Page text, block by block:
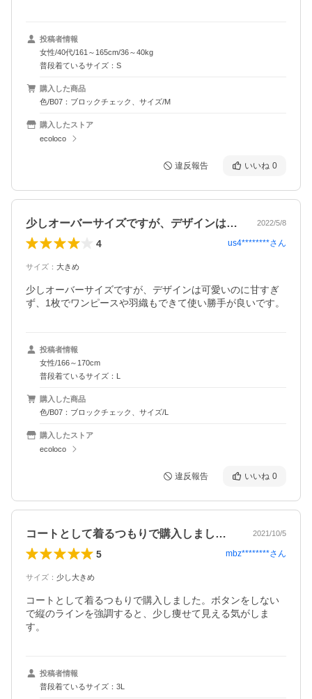
投稿者情報
女性/40代/161～165cm/36～40kg
普段着ているサイズ：S
購入した商品
色/B07：ブロックチェック、サイズ/M
購入したストア
ecoloco
違反報告 いいね 0
少しオーバーサイズですが、デザインは可… 2022/5/8
4 us4********さん
サイズ ： 大きめ
少しオーバーサイズですが、デザインは可愛いのに甘すぎ
ず、1枚でワンピースや羽織もできて使い勝手が良いです。
投稿者情報
女性/166～170cm
普段着ているサイズ：L
購入した商品
色/B07：ブロックチェック、サイズ/L
購入したストア
ecoloco
違反報告 いいね 0
コートとして着るつもりで購入しました。… 2021/10/5
5 mbz********さん
サイズ ： 少し大きめ
コートとして着るつもりで購入しました。ボタンをしない
で縦のラインを強調すると、少し痩せて見える気がしま
す。
投稿者情報
普段着ているサイズ：3L